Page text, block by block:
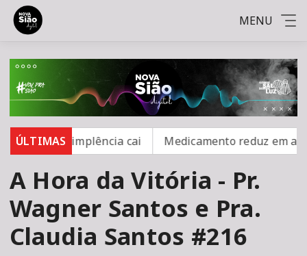
MENU
ÚLTIMAS
mas inadimplência cai Medicamento reduz em até
A Hora da Vitória - Pr.
Wagner Santos e Pra.
Claudia Santos #216